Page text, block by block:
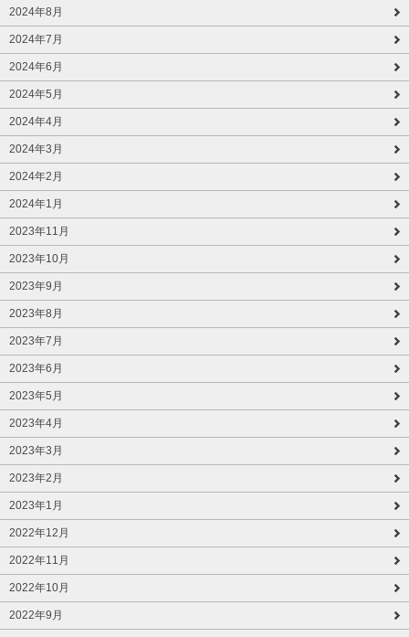
2024年8月
2024年7月
2024年6月
2024年5月
2024年4月
2024年3月
2024年2月
2024年1月
2023年11月
2023年10月
2023年9月
2023年8月
2023年7月
2023年6月
2023年5月
2023年4月
2023年3月
2023年2月
2023年1月
2022年12月
2022年11月
2022年10月
2022年9月